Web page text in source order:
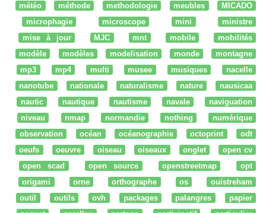
météo
méthode methodologie meubles
MICADO
microphagie
microscope mini
ministre
mise à jour
MJC mnt mobile
mobilités
modèle
modèles modelisation monde
montagne
mp3
mp4 multi musee musiques
nacelle
nanotube
nationale naturalisme nature
nausicaa
nautic
nautique nautisme navale
naviguation
niveau
nmap normandie nothing
numérique
observation
océan océanographie octoprint
odt
oeufs
oeuvre oiseau oiseaux onglet
open cv
open scad
open source openstreetmap
opt
origami
orne orthographe os
ouistreham
outil
outils ovh packages palangres
papier